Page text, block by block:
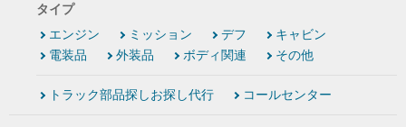
タイプ
エンジン
ミッション デフ
キャビン
電装品
外装品 ボディ関連 その他
トラック部品探しお探し代行 コールセンター